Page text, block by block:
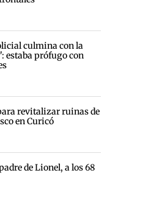
culmina con la
estaba prófugo con
revitalizar ruinas de
en Curicó
de Lionel, a los 68